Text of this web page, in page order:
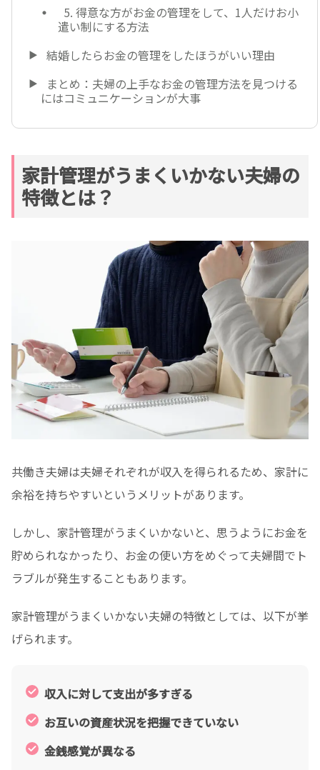
5. 得意な方がお金の管理をして、1人だけお小
遣い制にする方法
結婚したらお金の管理をしたほうがいい理由
まとめ：夫婦の上手なお金の管理方法を見つける
にはコミュニケーションが大事
家計管理がうまくいかない夫婦の
特徴とは？
共働き夫婦は夫婦それぞれが収入を得られるため、家計に
余裕を持ちやすいというメリットがあります。
しかし、家計管理がうまくいかないと、思うようにお金を
貯められなかったり、お金の使い方をめぐって夫婦間でト
ラブルが発生することもあります。
家計管理がうまくいかない夫婦の特徴としては、以下が挙
げられます。
収入に対して支出が多すぎる
お互いの資産状況を把握できていない
金銭感覚が異なる